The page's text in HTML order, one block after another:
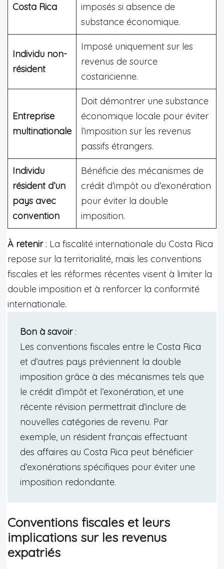
Costa Rica
imposés si absence de
substance économique.
Individu non-
résident
Imposé uniquement sur les
revenus de source
costaricienne.
Entreprise
multinationale
Doit démontrer une substance
économique locale pour éviter
l’imposition sur les revenus
passifs étrangers.
Individu
résident d’un
pays avec
convention
Bénéficie des mécanismes de
crédit d’impôt ou d’exonération
pour éviter la double
imposition.
À retenir: La fiscalité internationale du Costa Rica
repose sur la territorialité, mais les conventions
fiscales et les réformes récentes visent à limiter la
double imposition et à renforcer la conformité
internationale.
Bon à savoir:
Les conventions fiscales entre le Costa Rica
et d’autres pays préviennent la double
imposition grâce à des mécanismes tels que
le crédit d’impôt et l’exonération, et une
récente révision permettrait d’inclure de
nouvelles catégories de revenu. Par
exemple, un résident français effectuant
des affaires au Costa Rica peut bénéficier
d’exonérations spécifiques pour éviter une
imposition redondante.
Conventions fiscales et leurs
implications sur les revenus
expatriés